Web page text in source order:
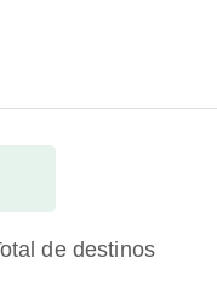
de destinos